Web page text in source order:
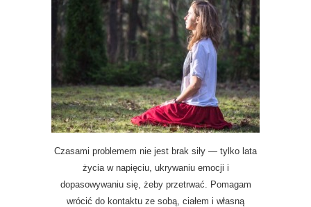
Czasami problemem nie jest brak siły — tylko lata
życia w napięciu, ukrywaniu emocji i
dopasowywaniu się, żeby przetrwać. Pomagam
wrócić do kontaktu ze sobą, ciałem i własną